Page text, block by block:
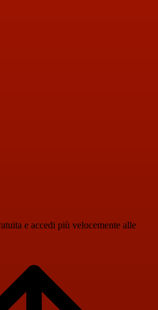
e accedi più velocemente alle